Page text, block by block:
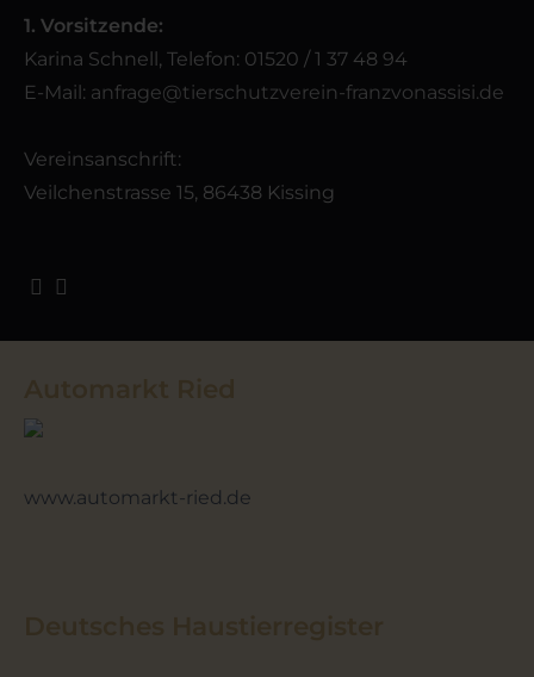
1. Vorsitzende:
Karina Schnell, Telefon: 01520 / 1 37 48 94
E-Mail: anfrage@tierschutzverein-franzvonassisi.de
Vereinsanschrift:
Veilchenstrasse 15, 86438 Kissing
www.automarkt-ried.de